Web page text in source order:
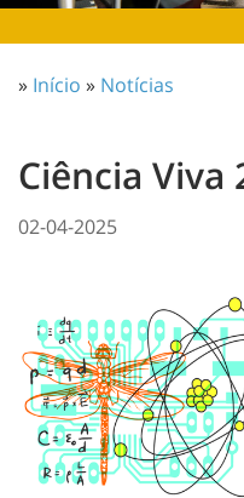
» Início » Notícias
Ciência Viva
02-04-2025